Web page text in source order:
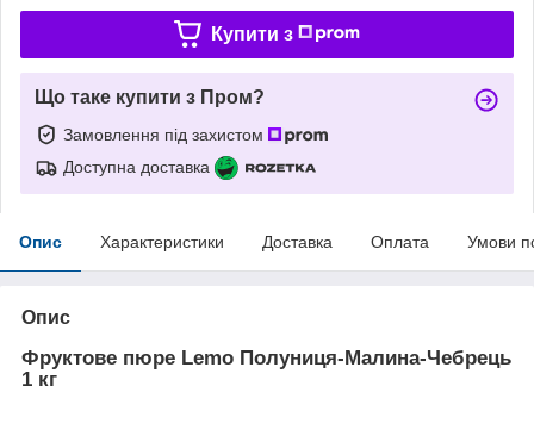
Купити з
Що таке купити з Пром?
Замовлення під захистом
Доступна доставка
Опис Характеристики Доставка Оплата Умови
Опис
Фруктове пюре Lemo Полуниця-Малина-Чебрець
1 кг